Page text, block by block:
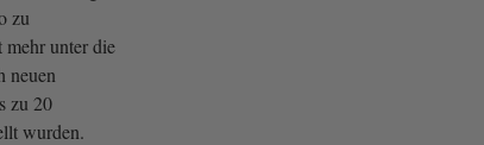
zu
mehr unter die
neuen
zu 20
wurden.